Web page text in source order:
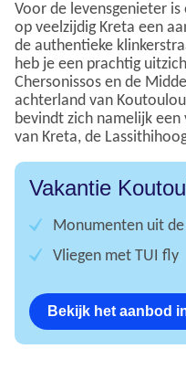
Voor de levensgenieter
op veelzijdig Kreta een
de authentieke
heb je een prachtig
Chersonissos en de
achterland van
bevindt zich namelijk
van Kreta, de
Vakantie
Monumenten uit
Vliegen met TUI fly
Bekijk het aanbod